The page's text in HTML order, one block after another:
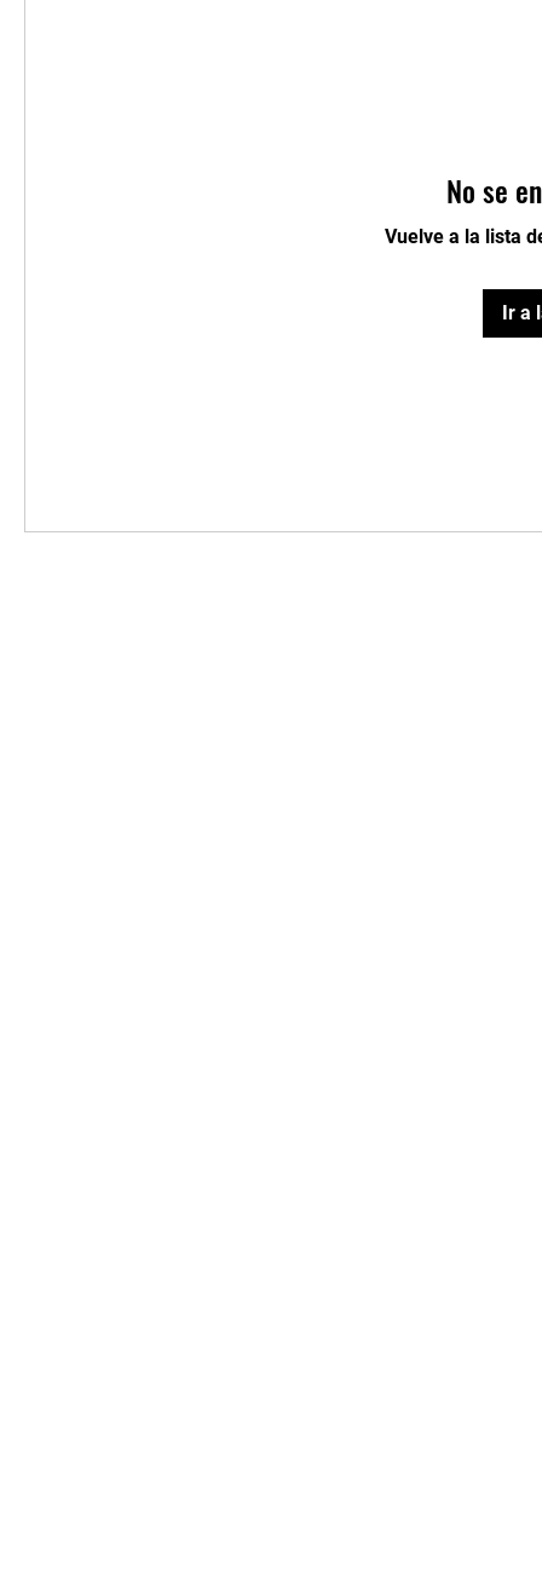
No se
Vuelve a la lista
Ir a